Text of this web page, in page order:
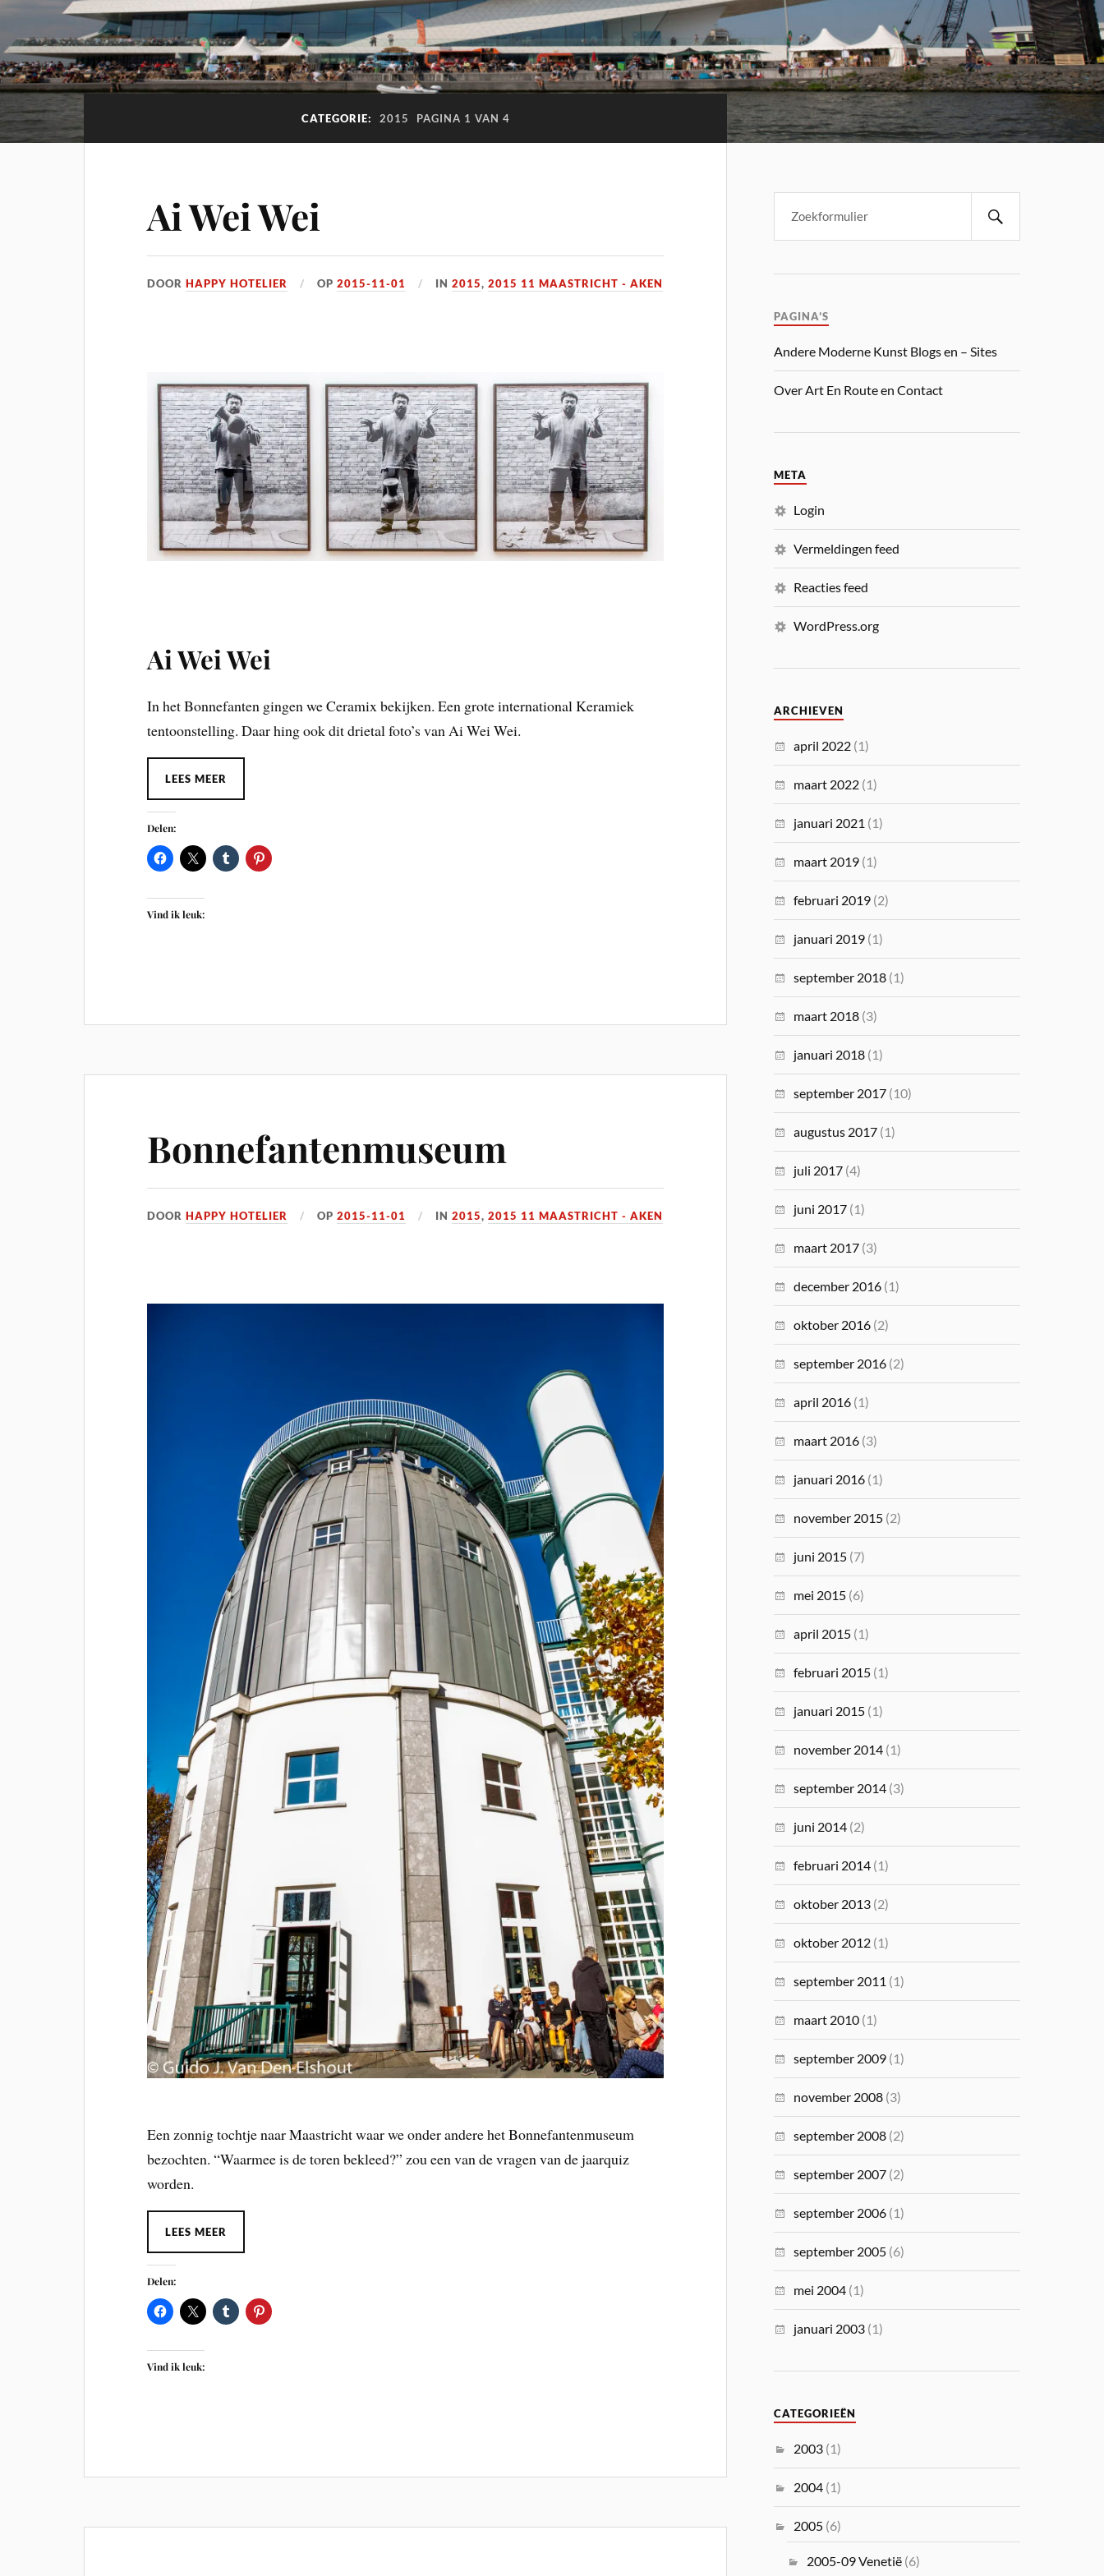
CATEGORIE: 2015 PAGINA 1 VAN 4
Ai Wei Wei
DOORHAPPY HOTELIER OP2015-11-01 IN2015,2015 11 MAASTRICHT - AKEN
Ai Wei Wei
In het Bonnefanten gingen we Ceramix bekijken. Een grote international Keramiek
tentoonstelling. Daar hing ook dit drietal foto’s van Ai Wei Wei.
LEES MEER
Delen:
Vind ik leuk:
Bonnefantenmuseum
DOORHAPPY HOTELIER OP2015-11-01 IN2015,2015 11 MAASTRICHT - AKEN
Een zonnig tochtje naar Maastricht waar we onder andere het Bonnefantenmuseum
bezochten. “Waarmee is de toren bekleed?” zou een van de vragen van de jaarquiz
worden.
LEES MEER
Delen:
Vind ik leuk:
PAGINA’S
Andere Moderne Kunst Blogs en – Sites
Over Art En Route en Contact
META
Login
Vermeldingen feed
Reacties feed
WordPress.org
ARCHIEVEN
april 2022 (1)
maart 2022 (1)
januari 2021 (1)
maart 2019 (1)
februari 2019 (2)
januari 2019 (1)
september 2018 (1)
maart 2018 (3)
januari 2018 (1)
september 2017 (10)
augustus 2017 (1)
juli 2017 (4)
juni 2017 (1)
maart 2017 (3)
december 2016 (1)
oktober 2016 (2)
september 2016 (2)
april 2016 (1)
maart 2016 (3)
januari 2016 (1)
november 2015 (2)
juni 2015 (7)
mei 2015 (6)
april 2015 (1)
februari 2015 (1)
januari 2015 (1)
november 2014 (1)
september 2014 (3)
juni 2014 (2)
februari 2014 (1)
oktober 2013 (2)
oktober 2012 (1)
september 2011 (1)
maart 2010 (1)
september 2009 (1)
november 2008 (3)
september 2008 (2)
september 2007 (2)
september 2006 (1)
september 2005 (6)
mei 2004 (1)
januari 2003 (1)
CATEGORIEËN
2003 (1)
2004 (1)
2005 (6)
2005-09 Venetië (6)